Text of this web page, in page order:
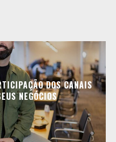
DOS CANAIS
NEGÓCIOS